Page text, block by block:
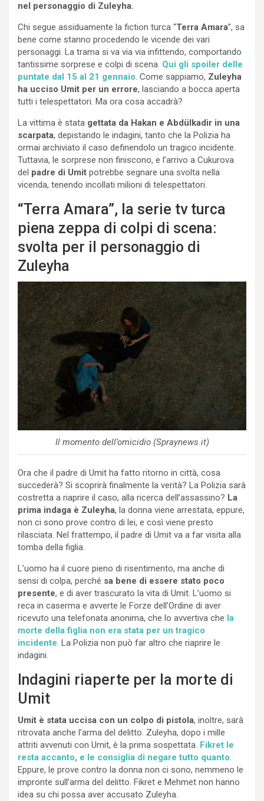
nel personaggio di Zuleyha.
Chi segue assiduamente la fiction turca “Terra Amara”, sa
bene come stanno procedendo le vicende dei vari
personaggi. La trama si va via via infittendo, comportando
tantissime sorprese e colpi di scena. Qui gli spoiler delle
puntate dal 15 al 21 gennaio. Come sappiamo, Zuleyha
ha ucciso Umit per un errore, lasciando a bocca aperta
tutti i telespettatori. Ma ora cosa accadrà?
La vittima è stata gettata da Hakan e Abdülkadir in una
scarpata, depistando le indagini, tanto che la Polizia ha
ormai archiviato il caso definendolo un tragico incidente.
Tuttavia, le sorprese non finiscono, e l’arrivo a Cukurova
del padre di Umit potrebbe segnare una svolta nella
vicenda, tenendo incollati milioni di telespettatori.
“Terra Amara”, la serie tv turca
piena zeppa di colpi di scena:
svolta per il personaggio di
Zuleyha
Il momento dell’omicidio (Spraynews.it)
Ora che il padre di Umit ha fatto ritorno in città, cosa
succederà? Si scoprirà finalmente la verità? La Polizia sarà
costretta a riaprire il caso, alla ricerca dell’assassino? La
prima indaga è Zuleyha, la donna viene arrestata, eppure,
non ci sono prove contro di lei, e così viene presto
rilasciata. Nel frattempo, il padre di Umit va a far visita alla
tomba della figlia.
L’uomo ha il cuore pieno di risentimento, ma anche di
sensi di colpa, perché sa bene di essere stato poco
presente, e di aver trascurato la vita di Umit. L’uomo si
reca in caserma e avverte le Forze dell’Ordine di aver
ricevuto una telefonata anonima, che lo avvertiva che la
morte della figlia non era stata per un tragico
incidente. La Polizia non può far altro che riaprire le
indagini.
Indagini riaperte per la morte di
Umit
Umit è stata uccisa con un colpo di pistola, inoltre, sarà
ritrovata anche l’arma del delitto. Zuleyha, dopo i mille
attriti avvenuti con Umit, è la prima sospettata. Fikret le
resta accanto, e le consiglia di negare tutto quanto.
Eppure, le prove contro la donna non ci sono, nemmeno le
impronte sull’arma del delitto. Fikret e Mehmet non hanno
idea su chi possa aver accusato Zuleyha.